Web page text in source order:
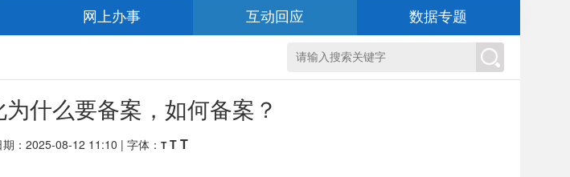
网上办事 互动回应 数据专题
什么要备案，如何备案？
：2025-08-12 11:10 | 字体： T T T